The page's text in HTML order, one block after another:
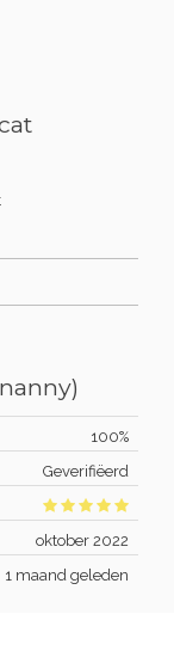
100%
Geverifiëerd
oktober 2022
1 maand geleden